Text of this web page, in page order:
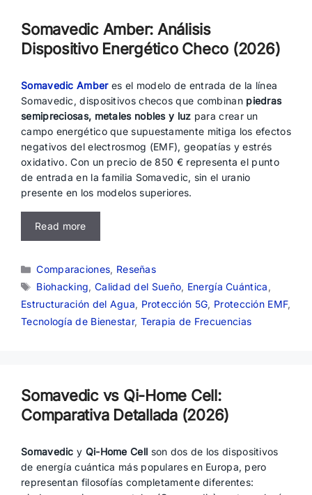
Somavedic Amber: Análisis
Dispositivo Energético Checo (2026)
Somavedic Amberes el modelo de entrada de la línea
Somavedic, dispositivos checos que combinan piedras
semipreciosas, metales nobles y luz para crear un
campo energético que supuestamente mitiga los efectos
negativos del electrosmog (EMF), geopatías y estrés
oxidativo. Con un precio de 850 € representa el punto
de entrada en la familia Somavedic, sin el uranio
presente en los modelos superiores.
Read more
Categorías
Comparaciones, Reseñas
Etiquetas
Biohacking, Calidad del Sueño, Energía Cuántica ,
Estructuración del Agua, Protección 5G, Protección EMF,
Tecnología de Bienestar, Terapia de Frecuencias
Somavedic vs Qi-Home Cell:
Comparativa Detallada (2026)
Somavedic y Qi-Home Cell son dos de los dispositivos
de energía cuántica más populares en Europa, pero
representan filosofías completamente diferentes: